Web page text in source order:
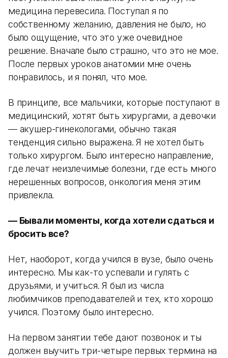
медицина перевесила. Поступал я по
собственному желанию, давления не было, но
было ощущение, что это уже очевидное
решение. Вначале было страшно, что это не мое.
После первых уроков анатомии мне очень
понравилось, и я понял, что мое.
В принципе, все мальчики, которые поступают в
медицинский, хотят быть хирургами, а девочки
— акушер-гинекологами, обычно такая
тенденция сильно выражена. Я не хотел быть
только хирургом. Было интересно направление,
где лечат неизлечимые болезни, где есть много
нерешенных вопросов, онкология меня этим
привлекла.
— Бывали моменты, когда хотели сдаться и
бросить все?
Нет, наоборот, когда учился в вузе, было очень
интересно. Мы как-то успевали и гулять с
друзьями, и учиться. Я был из числа
любимчиков преподавателей и тех, кто хорошо
учился. Поэтому было интересно.
На первом занятии тебе дают позвонок и ты
должен выучить три-четыре первых термина на